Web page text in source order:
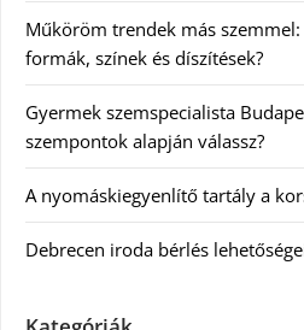
Műköröm trendek más
formák, színek és díszítések?
Gyermek szemspecialista
szempontok alapján válassz?
A nyomáskiegyenlítő tartály a
Debrecen iroda bérlés